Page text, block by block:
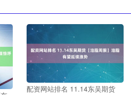
配资网站排名 11.14东吴期货